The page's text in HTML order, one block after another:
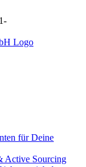
für Deine
Active Sourcing